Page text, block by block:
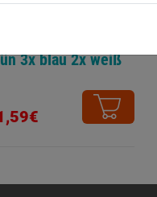
Big Dry 3x
3x blau 2x weiß